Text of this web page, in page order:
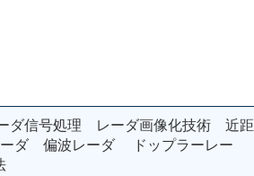
信号処理 レーダ画像化技術 近距
ダ 偏波レーダ ドップラーレー